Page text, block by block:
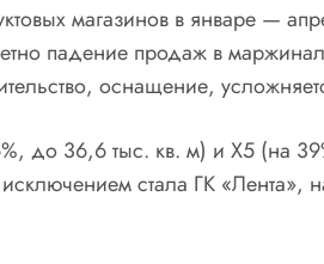
магазинов в январе —
падение продаж в
оснащение,
до 36,6 тыс. кв. м) и X5 (на
стала ГК «Лента»,